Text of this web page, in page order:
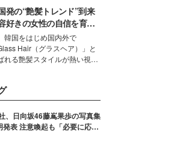
容の常識を大きく変える可能
秘めた、革新的な「Water
Skin（ウォーターキャ
ャリングスキン：捕水肌）」
を、花王が構築した。
発の“艶髪トレンド”到来
好きの女性の自信を育む
アケア事情」って？
韓国をはじめ国内外で
Hair（グラスヘア）」と
れる艶髪スタイルが熱い視線
、“髪そのものの美しさ”に改
注目する人が増えている様
今回は、そんな憧れの艶やか
を日常で叶える、美容好きの
、日向坂46藤嶌果歩の写真集
発表 注意喚起も「必要に応じ